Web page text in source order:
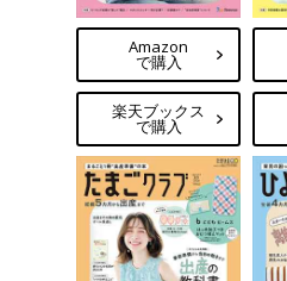
Amazon
で購入
楽天ブックス
で購入